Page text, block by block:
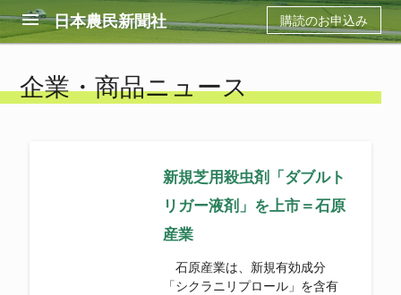
menu 日本農民新聞社 購読のお申込み
企業・商品ニュース
新規芝用殺虫剤「ダブルト
リガー液剤」を上市＝石原
産業
石原産業は、新規有効成分
「シクラニリプロール」を含有